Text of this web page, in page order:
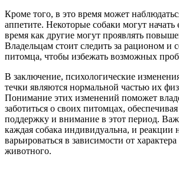
Кроме того, в это время может
аппетите. Некоторые собаки могут начать
время как другие могут проявлять
Владельцам стоит следить за рационом и
питомца, чтобы избежать возможных
В заключение, психологические
течки являются нормальной частью их
Понимание этих изменений поможет
заботиться о своих питомцах,
поддержку и внимание в этот период.
каждая собака индивидуальна, и реакции
варьироваться в зависимости от
животного.